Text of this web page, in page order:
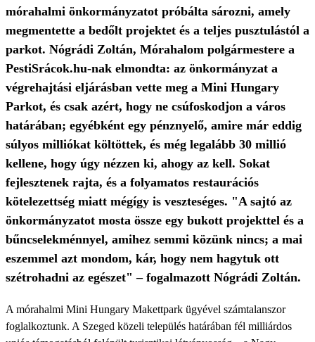
mórahalmi önkormányzatot próbálta sározni, amely
megmentette a bedőlt projektet és a teljes pusztulástól a
parkot. Nógrádi Zoltán, Mórahalom polgármestere a
PestiSrácok.hu-nak elmondta: az önkormányzat a
végrehajtási eljárásban vette meg a Mini Hungary
Parkot, és csak azért, hogy ne csúfoskodjon a város
határában; egyébként egy pénznyelő, amire már eddig
súlyos milliókat költöttek, és még legalább 30 millió
kellene, hogy úgy nézzen ki, ahogy az kell. Sokat
fejlesztenek rajta, és a folyamatos restaurációs
kötelezettség miatt mégígy is veszteséges. "A sajtó az
önkormányzatot mosta össze egy bukott projekttel és a
bűncselekménnyel, amihez semmi közünk nincs; a mai
eszemmel azt mondom, kár, hogy nem hagytuk ott
szétrohadni az egészet" – fogalmazott Nógrádi Zoltán.
A mórahalmi Mini Hungary Makettpark ügyével számtalanszor
foglalkoztunk. A Szeged közeli település határában fél milliárdos